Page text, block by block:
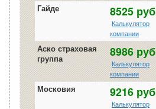
Гайде 8525 руб
Калькулятор
компании
Аско страховая
группа
8986 руб
Калькулятор
компании
Московия 9216 руб
Калькулятор